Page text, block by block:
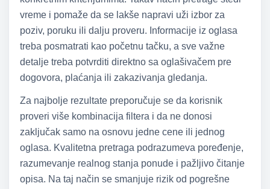
vreme i pomaže da se lakše napravi uži izbor za
poziv, poruku ili dalju proveru. Informacije iz oglasa
treba posmatrati kao početnu tačku, a sve važne
detalje treba potvrditi direktno sa oglašivačem pre
dogovora, plaćanja ili zakazivanja gledanja.
Za najbolje rezultate preporučuje se da korisnik
proveri više kombinacija filtera i da ne donosi
zaključak samo na osnovu jedne cene ili jednog
oglasa. Kvalitetna pretraga podrazumeva poređenje,
razumevanje realnog stanja ponude i pažljivo čitanje
opisa. Na taj način se smanjuje rizik od pogrešne